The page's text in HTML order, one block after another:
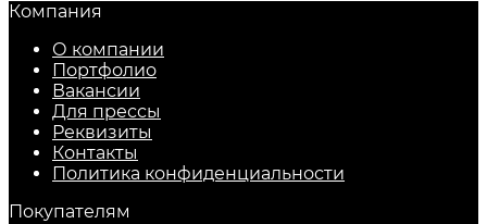
Компания
О компании
Портфолио
Вакансии
Для прессы
Реквизиты
Контакты
Политика конфиденциальности
Покупателям